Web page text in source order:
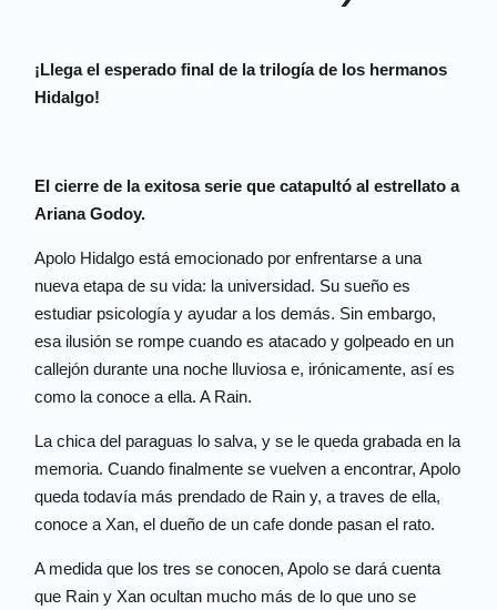
¡Llega el esperado final de la trilogía de los hermanos
Hidalgo!
El cierre de la exitosa serie que catapultó al estrellato a
Ariana Godoy.
Apolo Hidalgo está emocionado por enfrentarse a una
nueva etapa de su vida: la universidad. Su sueño es
estudiar psicología y ayudar a los demás. Sin embargo,
esa ilusión se rompe cuando es atacado y golpeado en un
callejón durante una noche lluviosa e, irónicamente, así es
como la conoce a ella. A Rain.
La chica del paraguas lo salva, y se le queda grabada en la
memoria. Cuando finalmente se vuelven a encontrar, Apolo
queda todavía más prendado de Rain y, a traves de ella,
conoce a Xan, el dueño de un cafe donde pasan el rato.
A medida que los tres se conocen, Apolo se dará cuenta
que Rain y Xan ocultan mucho más de lo que uno se